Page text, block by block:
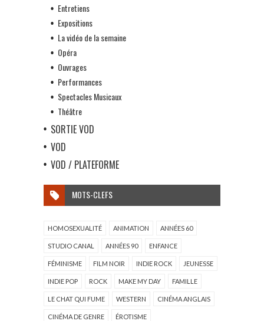
Entretiens
Expositions
La vidéo de la semaine
Opéra
Ouvrages
Performances
Spectacles Musicaux
Théâtre
SORTIE VOD
VOD
VOD / PLATEFORME
MOTS-CLEFS
HOMOSEXUALITÉ ANIMATION ANNÉES 60
STUDIO CANAL ANNÉES 90 ENFANCE
FÉMINISME FILM NOIR INDIE ROCK JEUNESSE
INDIE POP ROCK MAKE MY DAY FAMILLE
LE CHAT QUI FUME WESTERN CINÉMA ANGLAIS
CINÉMA DE GENRE ÉROTISME